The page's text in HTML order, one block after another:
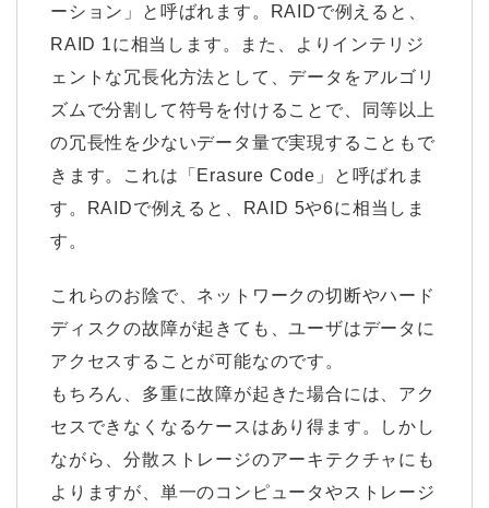
ーション」と呼ばれます。RAIDで例えると、
RAID 1に相当します。また、よりインテリジ
ェントな冗長化方法として、データをアルゴリ
ズムで分割して符号を付けることで、同等以上
の冗長性を少ないデータ量で実現することもで
きます。これは「Erasure Code」と呼ばれま
す。RAIDで例えると、RAID 5や6に相当しま
す。
これらのお陰で、ネットワークの切断やハード
ディスクの故障が起きても、ユーザはデータに
アクセスすることが可能なのです。
もちろん、多重に故障が起きた場合には、アク
セスできなくなるケースはあり得ます。しかし
ながら、分散ストレージのアーキテクチャにも
よりますが、単一のコンピュータやストレージ